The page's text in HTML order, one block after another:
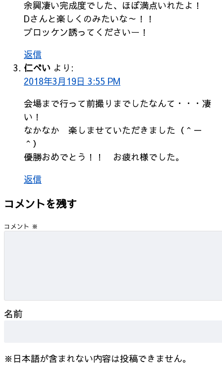
余興凄い完成度でした、ほぼ満点いれたよ！
Dさんと楽しくのみたいな～！！
ブロッケン誘ってくださいー！
返信
仁べい より:
2018年3月19日 3:55 PM
会場まで行って前撮りまでしたなんて・・・凄
い！
なかなか 楽しませていただきました（＾－
＾）
優勝おめでとう！！ お疲れ様でした。
返信
コメントを残す
コメント ※
名前
※日本語が含まれない内容は投稿できません。